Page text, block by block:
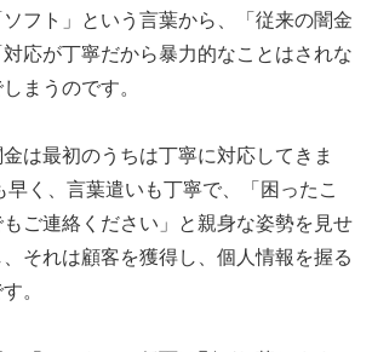
フト」という言葉から、「従来の闇金
応が丁寧だから暴力的なことはされな
まうのです。
は最初のうちは丁寧に対応してきま
く、言葉遣いも丁寧で、「困ったこ
ご連絡ください」と親身な姿勢を見せ
それは顧客を獲得し、個人情報を握る
。